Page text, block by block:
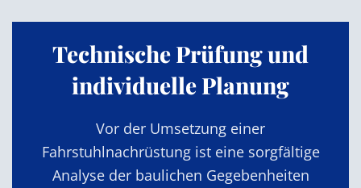
Technische Prüfung und
individuelle Planung
Vor der Umsetzung einer
Fahrstuhlnachrüstung ist eine sorgfältige
Analyse der baulichen Gegebenheiten